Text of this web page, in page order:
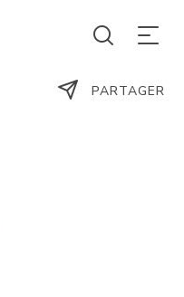
PARTAGER